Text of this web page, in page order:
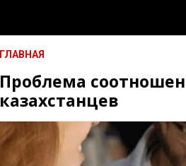
ГЛАВНАЯ
Проблема
казахстанцев